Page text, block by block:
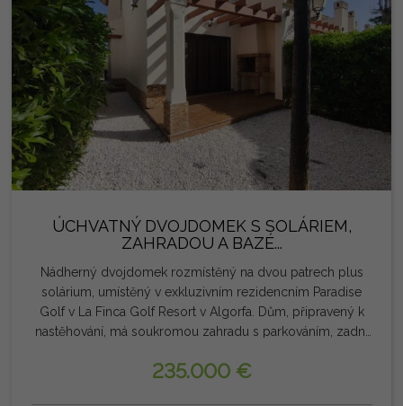
poznámka: Poplatky a daně nejsou zahrnuty. Poskytnuté
informace jsou výmluvné a nejsou právně závazné a
mohou obsahovat chyby.
ÚCHVATNÝ DVOJDOMEK S SOLÁRIEM,
ZAHRADOU A BAZÉ...
Nádherný dvojdomek rozmístěný na dvou patrech plus
solárium, umístěný v exkluzivním rezidencním Paradise
Golf v La Finca Golf Resort v Algorfa. Dům, připravený k
nastěhování, má soukromou zahradu s parkováním, zadní
bazénem a zahradami. V přízemí nabízí prostorný obývací
235.000 €